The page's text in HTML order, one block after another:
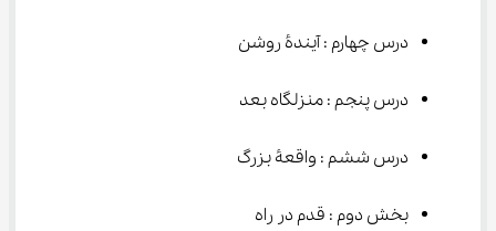
درس چهارم : آیندۀ روشن
درس پنجم : منزلگاه بعد
درس ششم : واقعۀ بزرگ
بخش دوم : قدم در راه